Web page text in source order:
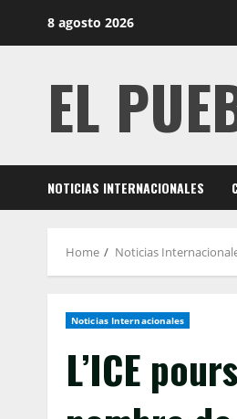
8 agosto 2026
EL
NOTICIAS INTERNACIONALES
Home Noticias
Noticias Internacionales
L’ICE